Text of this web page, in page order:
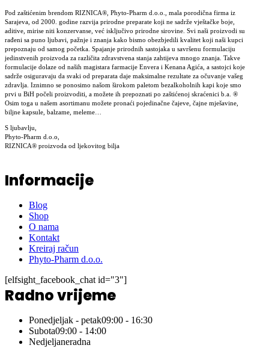
Pod zaštićenim brendom RIZNICA®, Phyto-Pharm d.o.o., mala porodična firma iz
Sarajeva, od 2000. godine razvija prirodne preparate koji ne sadrže vještačke boje,
aditive, mirise niti konzervanse, već isključivo prirodne sirovine. Svi naši proizvodi su
rađeni sa puno ljubavi, pažnje i znanja kako bismo obezbjedili kvalitet koji naši kupci
prepoznaju od samog početka. Spajanje prirodnih sastojaka u savršenu formulaciju
jedinstvenih proizvoda za različita zdravstvena stanja zahtijeva mnogo znanja. Takve
formulacije dolaze od naših magistara farmacije Envera i Kenana Agića, a sastojci koje
sadrže osiguravaju da svaki od preparata daje maksimalne rezultate za očuvanje vašeg
zdravlja. Iznimno se ponosimo našom širokom paletom bezalkoholnih kapi koje smo
prvi u BiH počeli proizvoditi, a možete ih prepoznati po zaštićenoj skraćenici b.a. ®
Osim toga u našem asortimanu možete pronaći pojedinačne čajeve, čajne mješavine,
biljne kapsule, balzame, meleme…
S ljubavlju,
Phyto-Pharm d.o.o,
RIZNICA® proizvoda od ljekovitog bilja
Informacije
Blog
Shop
O nama
Kontakt
Kreiraj račun
Phyto-Pharm d.o.o.
[elfsight_facebook_chat id="3"]
Radno vrijeme
Ponedjeljak - petak09:00 - 16:30
Subota09:00 - 14:00
Nedjeljaneradna